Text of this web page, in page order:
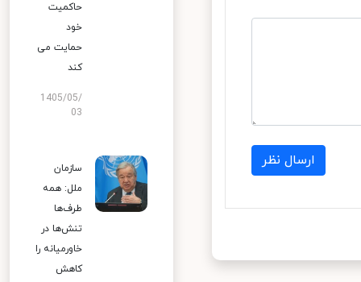
ارسال نظر
حاکمیت
خود
حمایت می
کند
1405/05/
03
سازمان
ملل: همه
طرف‌ها
تنش‌ها در
خاورمیانه را
کاهش